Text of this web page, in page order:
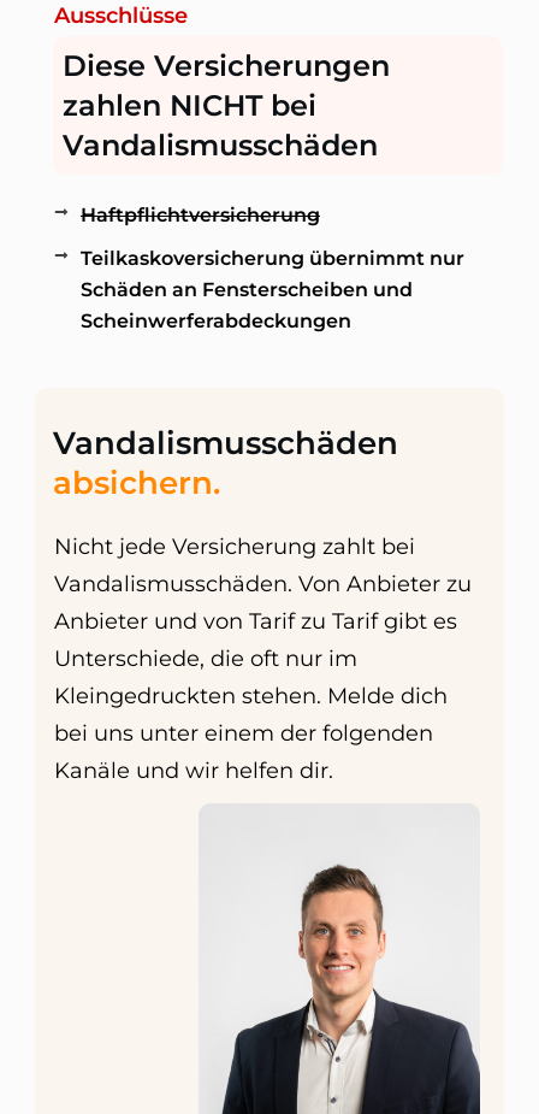
Ausschlüsse
Diese Versicherungen
zahlen NICHT bei
Vandalismusschäden
Haftpflichtversicherung
Teilkaskoversicherung übernimmt nur
Schäden an Fensterscheiben und
Scheinwerferabdeckungen
Vandalismusschäden
absichern.
Nicht jede Versicherung zahlt bei
Vandalismusschäden. Von Anbieter zu
Anbieter und von Tarif zu Tarif gibt es
Unterschiede, die oft nur im
Kleingedruckten stehen. Melde dich
bei uns unter einem der folgenden
Kanäle und wir helfen dir.